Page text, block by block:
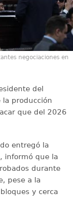
negociaciones en
del
la producción
que del 2026
entregó la
informó que la
durante
pese a la
y cerca